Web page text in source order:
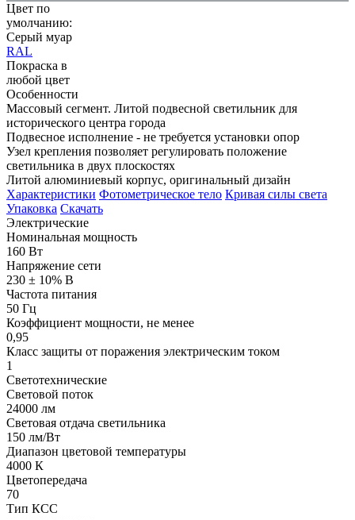
Цвет по
умолчанию:
Серый муар
RAL
Покраска в
любой цвет
Особенности
Массовый сегмент. Литой подвесной светильник для
исторического центра города
Подвесное исполнение - не требуется установки опор
Узел крепления позволяет регулировать положение
светильника в двух плоскостях
Литой алюминиевый корпус, оригинальный дизайн
Характеристики Фотометрическое тело Кривая силы света
Упаковка Скачать
Электрические
Номинальная мощность
160 Вт
Напряжение сети
230 ± 10% В
Частота питания
50 Гц
Коэффициент мощности, не менее
0,95
Класс защиты от поражения электрическим током
1
Светотехнические
Световой поток
24000 лм
Световая отдача светильника
150 лм/Вт
Диапазон цветовой температуры
4000 К
Цветопередача
70
Тип КСС